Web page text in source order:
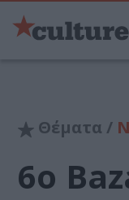
Θέματα /
6ο